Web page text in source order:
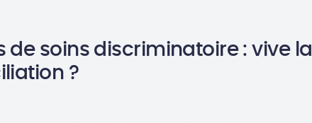
de soins discriminatoire : vive la
?